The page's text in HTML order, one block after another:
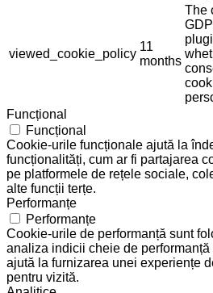
viewed_cookie_policy
11
months
The
Funcțional
Funcțional
Cookie-urile funcționale ajută la
funcționalități, cum ar fi partajarea
pe platformele de rețele sociale,
alte funcții terțe.
Performanțe
Performanțe
Cookie-urile de performanță sunt
analiza indicii cheie de
ajută la furnizarea unei experiențe
pentru vizită.